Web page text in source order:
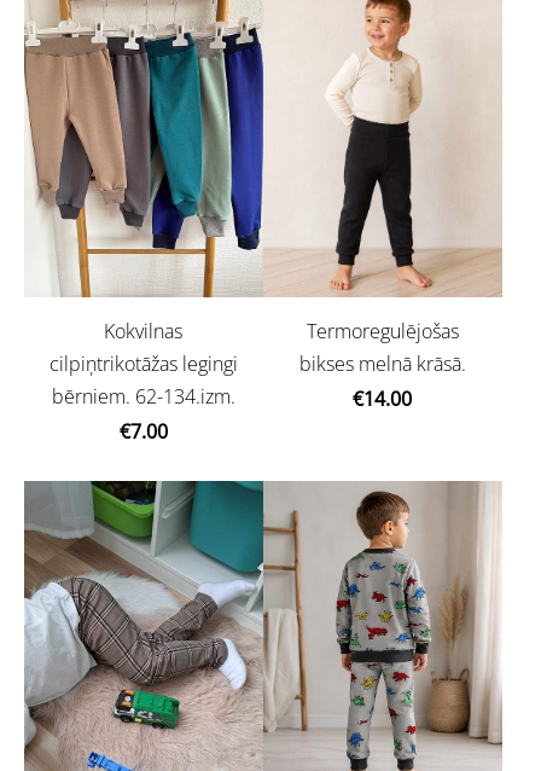
Kokvilnas
cilpiņtrikotāžas legingi
bērniem. 62-134.izm.
€7.00
Termoregulējošas
bikses melnā krāsā.
€14.00